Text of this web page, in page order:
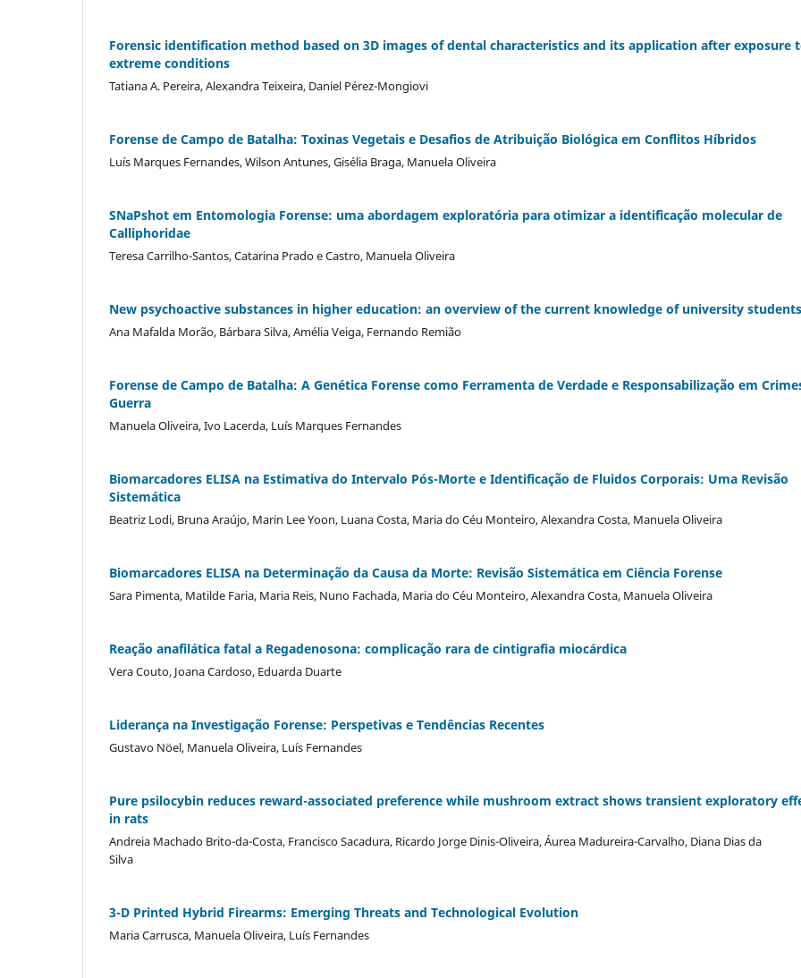
Forensic identification method based on 3D images of dental characteristics and its application after exposure
extreme conditions
Tatiana A. Pereira, Alexandra Teixeira, Daniel Pérez-Mongiovi
Forense de Campo de Batalha: Toxinas Vegetais e Desafios de Atribuição Biológica em Conflitos Híbridos
Luís Marques Fernandes, Wilson Antunes, Gisélia Braga, Manuela Oliveira
SNaPshot em Entomologia Forense: uma abordagem exploratória para otimizar a identificação molecular de
Calliphoridae
Teresa Carrilho-Santos, Catarina Prado e Castro, Manuela Oliveira
New psychoactive substances in higher education: an overview of the current knowledge of university students
Ana Mafalda Morão, Bárbara Silva, Amélia Veiga, Fernando Remião
Forense de Campo de Batalha: A Genética Forense como Ferramenta de Verdade e Responsabilização em
Guerra
Manuela Oliveira, Ivo Lacerda, Luís Marques Fernandes
Biomarcadores ELISA na Estimativa do Intervalo Pós-Morte e Identificação de Fluidos Corporais: Uma Revisão
Sistemática
Beatriz Lodi, Bruna Araújo, Marin Lee Yoon, Luana Costa, Maria do Céu Monteiro, Alexandra Costa, Manuela Oliveira
Biomarcadores ELISA na Determinação da Causa da Morte: Revisão Sistemática em Ciência Forense
Sara Pimenta, Matilde Faria, Maria Reis, Nuno Fachada, Maria do Céu Monteiro, Alexandra Costa, Manuela Oliveira
Reação anafilática fatal a Regadenosona: complicação rara de cintigrafia miocárdica
Vera Couto, Joana Cardoso, Eduarda Duarte
Liderança na Investigação Forense: Perspetivas e Tendências Recentes
Gustavo Nöel, Manuela Oliveira, Luís Fernandes
Pure psilocybin reduces reward-associated preference while mushroom extract shows transient exploratory
in rats
Andreia Machado Brito-da-Costa, Francisco Sacadura, Ricardo Jorge Dinis-Oliveira, Áurea Madureira-Carvalho, Diana Dias da
Silva
3-D Printed Hybrid Firearms: Emerging Threats and Technological Evolution
Maria Carrusca, Manuela Oliveira, Luís Fernandes